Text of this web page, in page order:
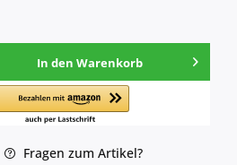
In den Warenkorb
Fragen zum Artikel?